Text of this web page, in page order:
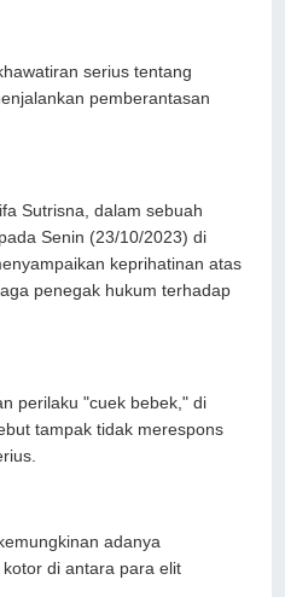
serius tentang
pemberantasan
Sutrisna, dalam sebuah
Senin (23/10/2023) di
keprihatinan atas
penegak hukum terhadap
perilaku "cuek bebek," di
tampak tidak merespons
adanya
di antara para elit